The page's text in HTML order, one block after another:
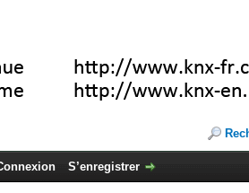
S’enregistrer